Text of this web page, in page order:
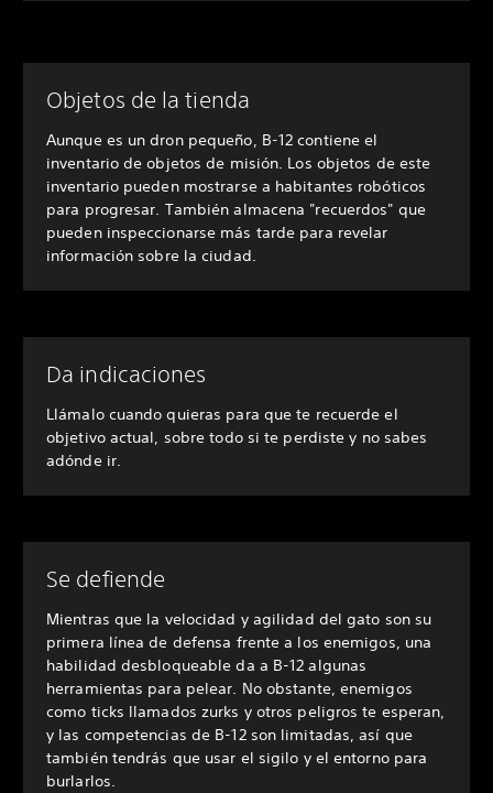
Objetos de la tienda
Aunque es un dron pequeño, B-12 contiene el
inventario de objetos de misión. Los objetos de este
inventario pueden mostrarse a habitantes robóticos
para progresar. También almacena "recuerdos" que
pueden inspeccionarse más tarde para revelar
información sobre la ciudad.
Da indicaciones
Llámalo cuando quieras para que te recuerde el
objetivo actual, sobre todo si te perdiste y no sabes
adónde ir.
Se defiende
Mientras que la velocidad y agilidad del gato son su
primera línea de defensa frente a los enemigos, una
habilidad desbloqueable da a B-12 algunas
herramientas para pelear. No obstante, enemigos
como ticks llamados zurks y otros peligros te esperan,
y las competencias de B-12 son limitadas, así que
también tendrás que usar el sigilo y el entorno para
burlarlos.